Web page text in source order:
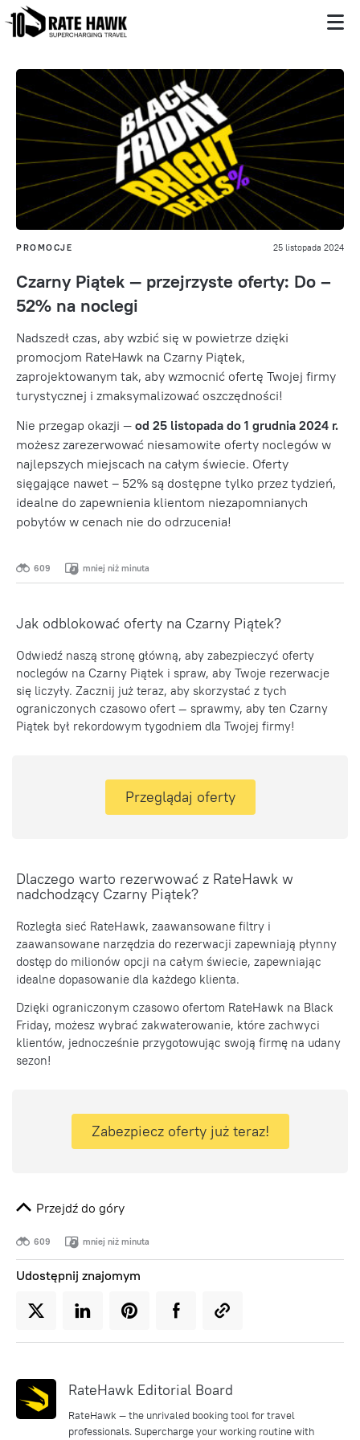
PROMOCJE 25 listopada 2024
Czarny Piątek — przejrzyste oferty: Do –
52% na noclegi
Nadszedł czas, aby wzbić się w powietrze dzięki
promocjom RateHawk na Czarny Piątek,
zaprojektowanym tak, aby wzmocnić ofertę Twojej firmy
turystycznej i zmaksymalizować oszczędności!
Nie przegap okazji — od 25 listopada do 1 grudnia 2024 r.
możesz zarezerwować niesamowite oferty noclegów w
najlepszych miejscach na całym świecie. Oferty
sięgające nawet – 52% są dostępne tylko przez tydzień,
idealne do zapewnienia klientom niezapomnianych
pobytów w cenach nie do odrzucenia!
609 mniej niż minuta
Jak odblokować oferty na Czarny Piątek?
Odwiedź naszą stronę główną, aby zabezpieczyć oferty
noclegów na Czarny Piątek i spraw, aby Twoje rezerwacje
się liczyły. Zacznij już teraz, aby skorzystać z tych
ograniczonych czasowo ofert — sprawmy, aby ten Czarny
Piątek był rekordowym tygodniem dla Twojej firmy!
Przeglądaj oferty
Dlaczego warto rezerwować z RateHawk w
nadchodzący Czarny Piątek?
Rozległa sieć RateHawk, zaawansowane filtry i
zaawansowane narzędzia do rezerwacji zapewniają płynny
dostęp do milionów opcji na całym świecie, zapewniając
idealne dopasowanie dla każdego klienta.
Dzięki ograniczonym czasowo ofertom RateHawk na Black
Friday, możesz wybrać zakwaterowanie, które zachwyci
klientów, jednocześnie przygotowując swoją firmę na udany
sezon!
Zabezpiecz oferty już teraz!
Przejdź do góry
609 mniej niż minuta
Udostępnij znajomym
RateHawk Editorial Board
RateHawk — the unrivaled booking tool for travel
professionals. Supercharge your working routine with